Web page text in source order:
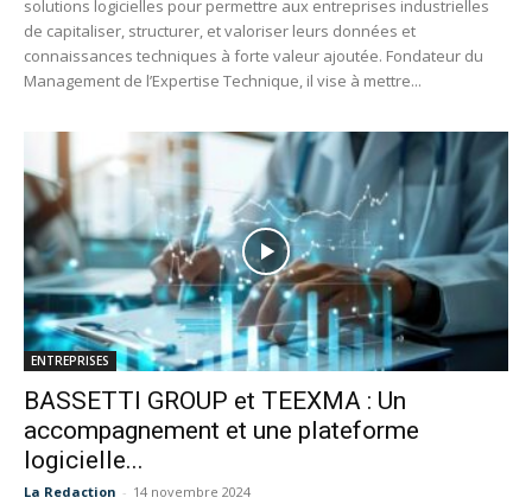
solutions logicielles pour permettre aux entreprises industrielles
de capitaliser, structurer, et valoriser leurs données et
connaissances techniques à forte valeur ajoutée. Fondateur du
Management de l’Expertise Technique, il vise à mettre...
ENTREPRISES
BASSETTI GROUP et TEEXMA : Un
accompagnement et une plateforme
logicielle...
La Redaction - 14 novembre 2024